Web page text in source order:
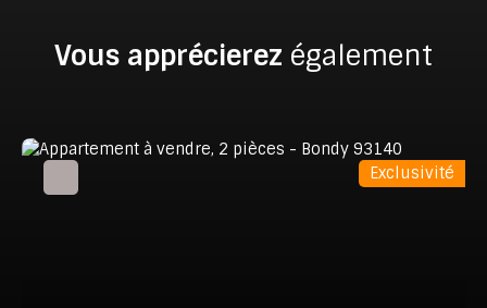
Vous apprécierez également
Exclusivité